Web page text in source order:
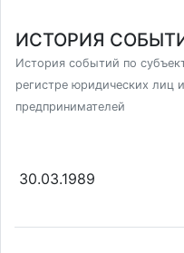
ИСТОРИЯ
История событий по
регистре юридических лиц
предпринимателей
30.03.1989